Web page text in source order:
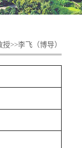
授>>李飞（博导）